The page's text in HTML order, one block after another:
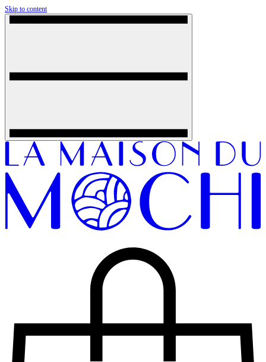
Skip to content